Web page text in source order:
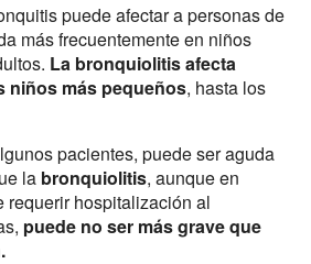
puede afectar a personas de
más frecuentemente en niños
La bronquiolitis afecta
niños más pequeños, hasta los
pacientes, puede ser aguda
la bronquiolitis, aunque en
requerir hospitalización al
puede no ser más grave que